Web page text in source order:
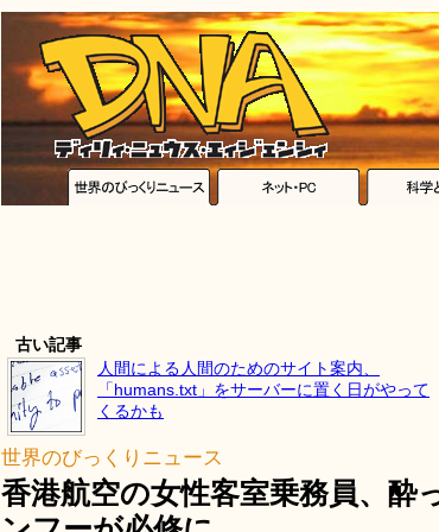
古い記事
人間による人間のためのサイト案内、
「humans.txt」をサーバーに置く日がやって
くるかも
世界のびっくりニュース
香港航空の女性客室乗務員、酔